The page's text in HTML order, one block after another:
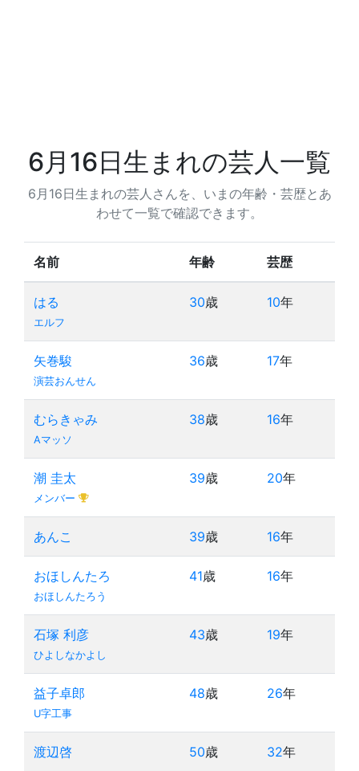
6月16日生まれの芸人一覧
6月16日生まれの芸人さんを、いまの年齢・芸歴とあ
わせて一覧で確認できます。
名前 年齢 芸歴
はる
エルフ
30歳 10年
矢巻駿
演芸おんせん
36歳 17年
むらきゃみ
Aマッソ
38歳 16年
潮 圭太
メンバー
39歳 20年
あんこ 39歳 16年
おほしんたろ
おほしんたろう
41歳 16年
石塚 利彦
ひよしなかよし
43歳 19年
益子卓郎
U字工事
48歳 26年
渡辺啓 50歳 32年